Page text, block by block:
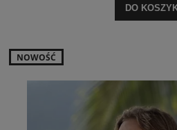
DO
NOWOŚĆ